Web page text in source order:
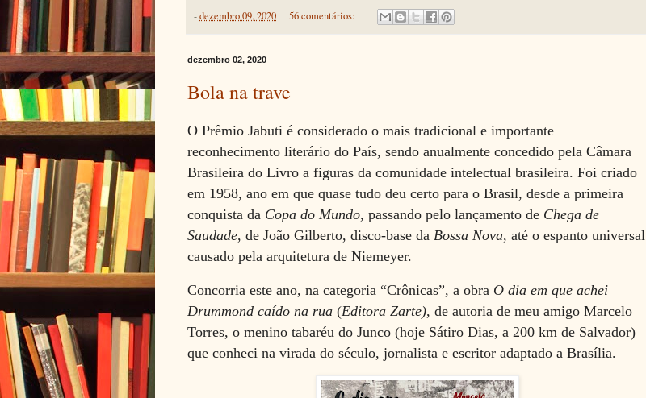
-dezembro 09, 2020 56 comentários:
dezembro 02, 2020
Bola na trave
O Prêmio Jabuti é considerado o mais tradicional e importante
reconhecimento literário do País, sendo anualmente concedido pela Câmara
Brasileira do Livro a figuras da comunidade intelectual brasileira. Foi criado
em 1958, ano em que quase tudo deu certo para o Brasil, desde a primeira
conquista da Copa do Mundo, passando pelo lançamento de Chega de
Saudade, de João Gilberto, disco-base da Bossa Nova, até o espanto universal
causado pela arquitetura de Niemeyer.
Concorria este ano, na categoria “Crônicas”, a obra O dia em que achei
Drummond caído na rua (Editora Zarte), de autoria de meu amigo Marcelo
Torres, o menino tabaréu do Junco (hoje Sátiro Dias, a 200 km de Salvador)
que conheci na virada do século, jornalista e escritor adaptado a Brasília.